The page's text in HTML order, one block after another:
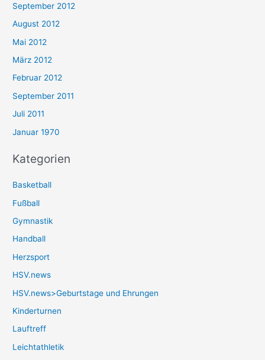
September 2012
August 2012
Mai 2012
März 2012
Februar 2012
September 2011
Juli 2011
Januar 1970
Kategorien
Basketball
Fußball
Gymnastik
Handball
Herzsport
HSV.news
HSV.news>Geburtstage und Ehrungen
Kinderturnen
Lauftreff
Leichtathletik